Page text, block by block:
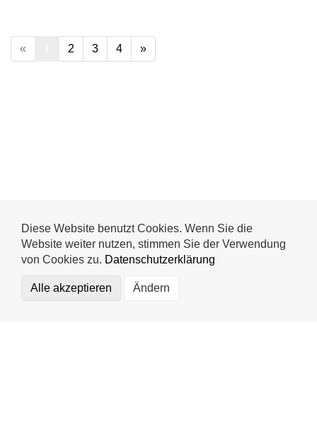
« 2 3 4 »
Diese Website benutzt Cookies. Wenn Sie die
Website weiter nutzen, stimmen Sie der Verwendung
von Cookies zu. Datenschutzerklärung
Alle akzeptieren
Ändern